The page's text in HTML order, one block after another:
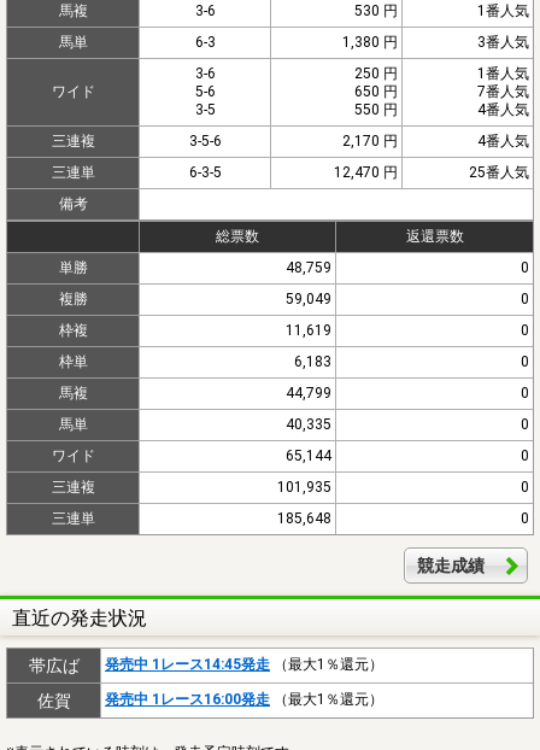
馬複
3-6 530 円
1番人気
馬単
6-3 1,380 円 3番人気
ワイド
3-6
5-6
3-5
250 円
650 円
550 円
1番人気
7番人気
4番人気
三連複
3-5-6 2,170 円
4番人気
三連単
6-3-5 12,470 円
25番人気
備考
総票数
返還票数
単勝
48,759
0
複勝
59,049
0
枠複
11,619
0
枠単
6,183
0
馬複
44,799
0
馬単
40,335
0
ワイド
65,144
0
三連複
101,935
0
三連単
185,648 0
競走成績
直近の発走状況
帯広ば 発売中 1レース14:45発走 （最大1％還元）
佐賀 発売中 1レース16:00発走 （最大1％還元）